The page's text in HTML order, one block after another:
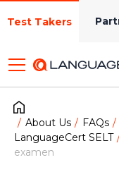
Test Takers
About Us FAQs
LanguageCert SELT
examen